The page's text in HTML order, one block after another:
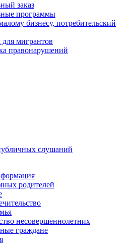
заказ
программы
бизнесу, потребительский
мигрантов
правонарушений
слушаний
родителей
несовершеннолетних
граждане